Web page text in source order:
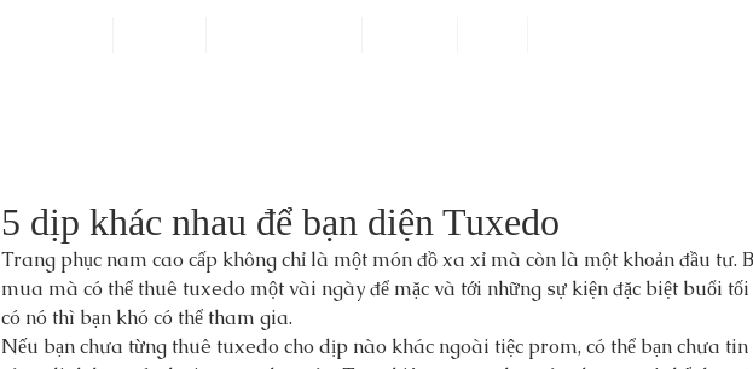
5 dịp khác nhau để bạn diện Tuxedo
Trang phục nam cao cấp không chỉ là một món đồ xa xỉ mà còn là một khoản đầu tư.
mua mà có thể thuê tuxedo một vài ngày để mặc và tới những sự kiện đặc biệt buổi
có nó thì bạn khó có thể tham gia.
Nếu bạn chưa từng thuê tuxedo cho dịp nào khác ngoài tiệc prom, có thể bạn chưa tin